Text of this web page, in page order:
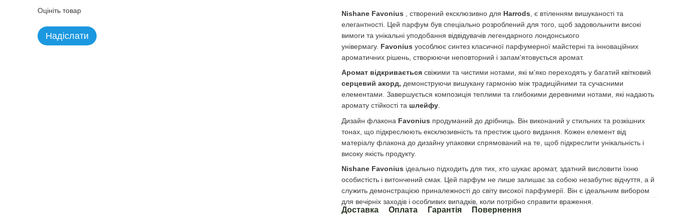
Оцініть товар
Надіслати
Nishane Favonius , створений ексклюзивно для Harrods , є втіленням вишуканості та
елегантності. Цей парфум був спеціально розроблений для того, щоб задовольнити високі
вимоги та унікальні уподобання відвідувачів легендарного лондонського
універмагу. Favonius уособлює синтез класичної парфумерної майстерні та інноваційних
ароматичних рішень, створюючи неповторний і запам'ятовується аромат.
Аромат відкривається свіжими та чистими нотами, які м'яко переходять у багатий квітковий
серцевий акорд, демонструючи вишукану гармонію між традиційними та сучасними
елементами. Завершується композиція теплими та глибокими деревними нотами, які надають
аромату стійкості та шлейфу.
Дизайн флакона Favonius продуманий до дрібниць. Він виконаний у стильних та розкішних
тонах, що підкреслюють ексклюзивність та престиж цього видання. Кожен елемент від
матеріалу флакона до дизайну упаковки спрямований на те, щоб підкреслити унікальність і
високу якість продукту.
Nishane Favonius ідеально підходить для тих, хто шукає аромат, здатний висловити їхню
особистість і витончений смак. Цей парфум не лише залишає за собою незабутнє відчуття, а й
служить демонстрацією приналежності до світу високої парфумерії. Він є ідеальним вибором
для вечірніх заходів і особливих випадків, коли потрібно справити враження.
Доставка Оплата Гарантія
Повернення